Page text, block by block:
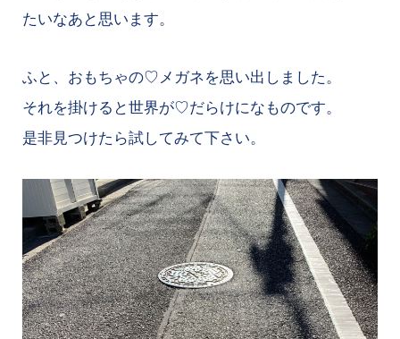
たいなあと思います。
ふと、おもちゃの♡メガネを思い出しました。
それを掛けると世界が♡だらけになものです。
是非見つけたら試してみて下さい。